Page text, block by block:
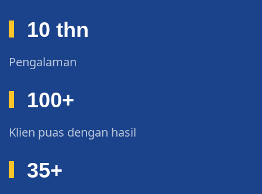
10 thn
Pengalaman
100+
Klien puas dengan hasil
35+